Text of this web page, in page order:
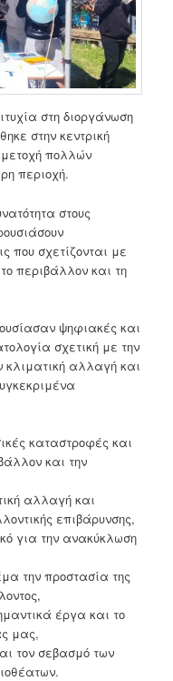
στη διοργάνωση
στην κεντρική
πολλών
περιοχή.
στους
που σχετίζονται με
περιβάλλον και τη
ψηφιακές και
σχετική με την
κλιματική αλλαγή και
καταστροφές και
και την
αλλαγή και
επιβάρυνσης,
για την ανακύκλωση
την προστασία της
έργα και το
μας,
τον σεβασμό των